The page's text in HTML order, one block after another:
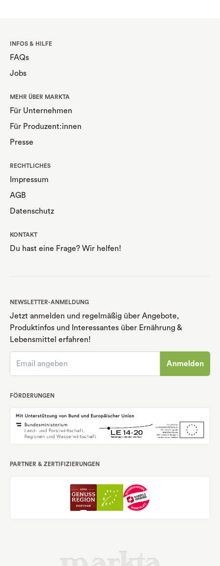
INFOS & HILFE
FAQs
Jobs
MEHR ÜBER MARKTA
Für Unternehmen
Für Produzent:innen
Presse
RECHTLICHES
Impressum
AGB
Datenschutz
KONTAKT
Du hast eine Frage? Wir helfen!
NEWSLETTER-ANMELDUNG
Jetzt anmelden und regelmäßig über Angebote,
Produktinfos und Interessantes über Ernährung &
Lebensmittel erfahren!
Anmelden
FÖRDERUNGEN
PARTNER & ZERTIFIZIERUNGEN